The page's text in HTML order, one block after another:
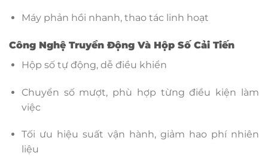
Máy phản hồi nhanh, thao tác linh hoạt
Công Nghệ Truyền Động Và Hộp Số Cải Tiến
Hộp số tự động, dễ điều khiển
Chuyển số mượt, phù hợp từng điều kiện làm
việc
Tối ưu hiệu suất vận hành, giảm hao phí nhiên
liệu